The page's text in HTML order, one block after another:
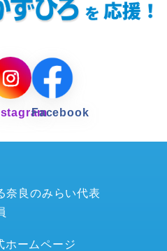
奈良のみらい代表
ホームページ